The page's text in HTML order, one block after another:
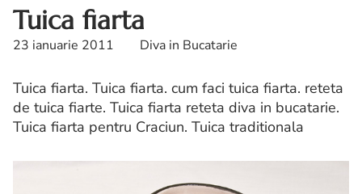
Tuica fiarta
23 ianuarie 2011 Diva in Bucatarie
Tuica fiarta. Tuica fiarta. cum faci tuica fiarta. reteta
de tuica fiarte. Tuica fiarta reteta diva in bucatarie.
Tuica fiarta pentru Craciun. Tuica traditionala